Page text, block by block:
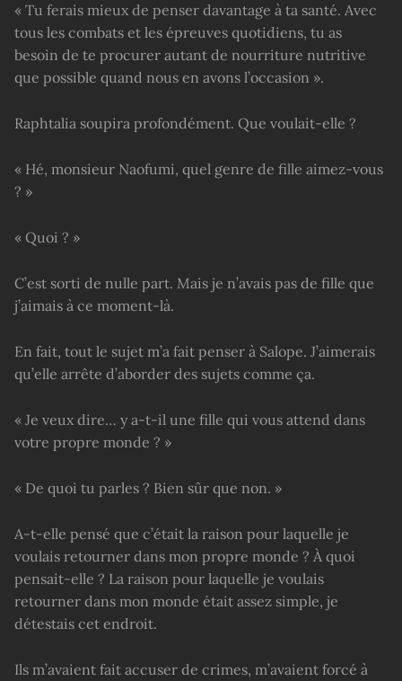
« Tu ferais mieux de penser davantage à ta santé. Avec
tous les combats et les épreuves quotidiens, tu as
besoin de te procurer autant de nourriture nutritive
que possible quand nous en avons l’occasion ».
Raphtalia soupira profondément. Que voulait-elle ?
« Hé, monsieur Naofumi, quel genre de fille aimez-vous
? »
« Quoi ? »
C’est sorti de nulle part. Mais je n’avais pas de fille que
j’aimais à ce moment-là.
En fait, tout le sujet m’a fait penser à Salope. J’aimerais
qu’elle arrête d’aborder des sujets comme ça.
« Je veux dire… y a-t-il une fille qui vous attend dans
votre propre monde ? »
« De quoi tu parles ? Bien sûr que non. »
A-t-elle pensé que c’était la raison pour laquelle je
voulais retourner dans mon propre monde ? À quoi
pensait-elle ? La raison pour laquelle je voulais
retourner dans mon monde était assez simple, je
détestais cet endroit.
Ils m’avaient fait accuser de crimes, m’avaient forcé à